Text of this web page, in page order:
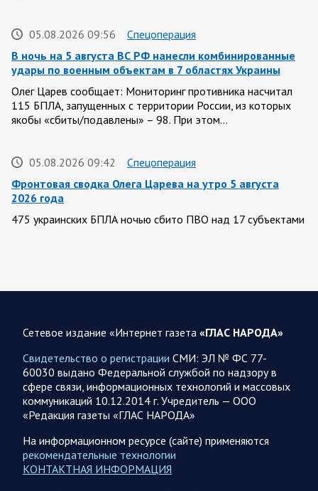
05.08.2026 09:56
Спецоперация
В ночь на 5 августа ВС РФ нанесли комбинированные
удары по военным объектам в 7 областях Украины
Олег Царев сообщает: Мониторинг противника насчитал
115 БПЛА, запущенных с территории России, из которых
якобы «сбиты/подавлены» – 98. При этом…
05.08.2026 09:42
Спецоперация
Фронтовая сводка Олега Царева на утро 5 августа
2026 года
475 украинских БПЛА ночью сбито ПВО над 17 субъектами
Санитарно-эпидемиологическая обстановка в
Саратовской области остается стабильной
Сохранение эпидемиологического благополучия населения
обсудил губернатор Роман Бусаргин в рамках рабочей
встречи с руководителем Управления Федеральной службы
по надзору в…
05.08.2026 08:21
Спецоперация
Заявление Минобороны РФ на утро 5 августа 2026 года
Сетевое издание «Интернет газета «ГЛАС НАРОДА»
Свидетельство о регистрации СМИ: ЭЛ № ФС 77-
60030 выдано Федеральной службой по надзору в
сфере связи, информационных технологий и массовых
коммуникаций 10.12.2014 г. Учредитель — ООО
«Редакция газеты «ГЛАС НАРОДА»
На информационном ресурсе (сайте) применяются
рекомендательные технологии
КОНТАКТНАЯ ИНФОРМАЦИЯ